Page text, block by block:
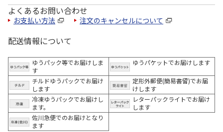
よくあるお問い合わせ
お支払い方法 注文のキャンセルについて
配送情報について
ゆうパック等でお届けしま
す
ゆうパケットでお届けします
チルドゆうパックでお届け
します
定形外郵便(簡易書留)でお届
けします
冷凍ゆうパックでお届けし
ます。
レターパックライトでお届け
します
佐川急便でのお届けとなり
ます